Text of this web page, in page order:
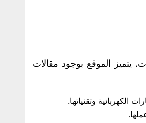
يتميز الموقع بوجود مقالات
الكهربائية وتقنياتها.